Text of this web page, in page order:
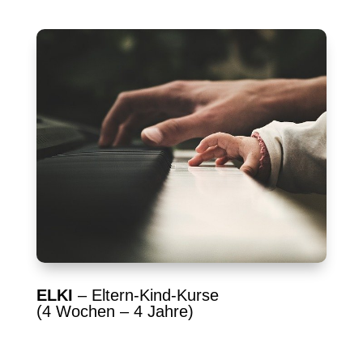
ELKI – Eltern-Kind-Kurse
(4 Wochen – 4 Jahre)